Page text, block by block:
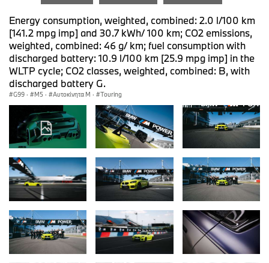
Energy consumption, weighted, combined: 2.0 l/100 km
[141.2 mpg imp] and 30.7 kWh/ 100 km; CO2 emissions,
weighted, combined: 46 g/ km; fuel consumption with
discharged battery: 10.9 l/100 km [25.9 mpg imp] in the
WLTP cycle; CO2 classes, weighted, combined: B, with
discharged battery G.
G99 · M5 · Αυτοκίνητα M · Touring